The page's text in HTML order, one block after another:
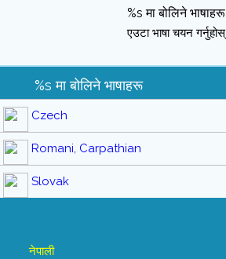
%s मा बोलिने भाषाहरू
एउटा भाषा चयन गर्नुहोस्
%s मा बोलिने भाषाहरू
Czech
Romani, Carpathian
Slovak
नेपाली